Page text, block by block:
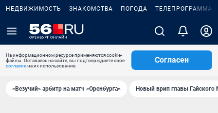
НЕДВИЖИМОСТЬ ЗНАКОМСТВА ПОГОДА ТЕЛЕПРОГРАММА
На информационном ресурсе применяются cookie-
файлы. Оставаясь на сайте, вы подтверждаете свое
согласиена их использование.
Согласен
«Везучий» арбитр на матч «Оренбурга» Новый врип главы Гайского